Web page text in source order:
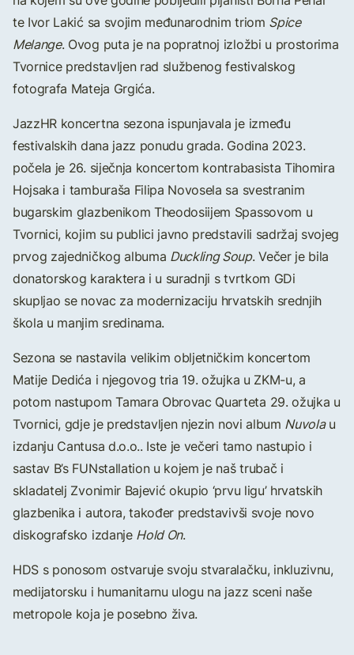
te Ivor Lakić sa svojim međunarodnim triom Spice
Melange. Ovog puta je na popratnoj izložbi u prostorima
Tvornice predstavljen rad službenog festivalskog
fotografa Mateja Grgića.
JazzHR koncertna sezona ispunjavala je između
festivalskih dana jazz ponudu grada. Godina 2023.
počela je 26. siječnja koncertom kontrabasista Tihomira
Hojsaka i tamburaša Filipa Novosela sa svestranim
bugarskim glazbenikom Theodosiijem Spassovom u
Tvornici, kojim su publici javno predstavili sadržaj svojeg
prvog zajedničkog albuma Duckling Soup. Večer je bila
donatorskog karaktera i u suradnji s tvrtkom GDi
skupljao se novac za modernizaciju hrvatskih srednjih
škola u manjim sredinama.
Sezona se nastavila velikim obljetničkim koncertom
Matije Dedića i njegovog tria 19. ožujka u ZKM-u, a
potom nastupom Tamara Obrovac Quarteta 29. ožujka u
Tvornici, gdje je predstavljen njezin novi album Nuvolau
izdanju Cantusa d.o.o.. Iste je večeri tamo nastupio i
sastav B’s FUNstallation u kojem je naš trubač i
skladatelj Zvonimir Bajević okupio ‘prvu ligu’ hrvatskih
glazbenika i autora, također predstavivši svoje novo
diskografsko izdanje Hold On.
HDS s ponosom ostvaruje svoju stvaralačku, inkluzivnu,
medijatorsku i humanitarnu ulogu na jazz sceni naše
metropole koja je posebno živa.